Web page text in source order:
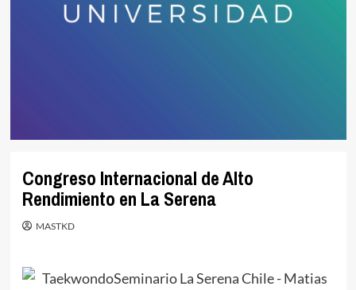
Congreso Internacional de Alto
Rendimiento en La Serena
MASTKD